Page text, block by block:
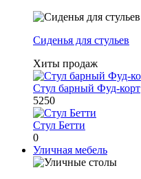
Сиденья для стульев
Хиты продаж
Стул барный Фуд-корт
5250
Стул Бетти
0
Уличная мебель